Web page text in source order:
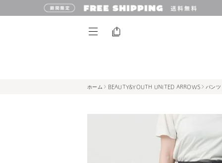
ホーム BEAUTY&YOUTH UNITED ARROWS パンツ